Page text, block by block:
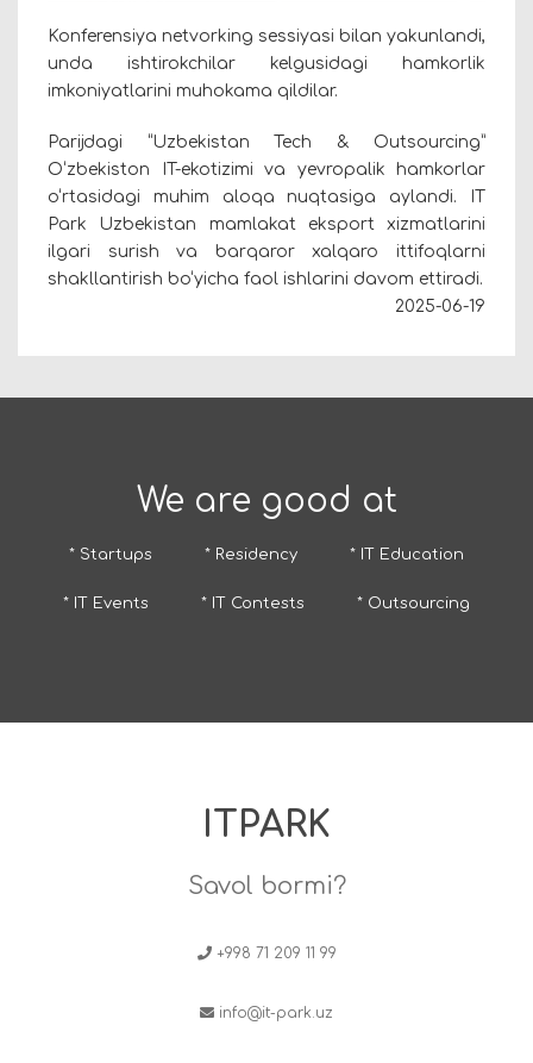
Konferensiya netvorking sessiyasi bilan yakunlandi,
unda ishtirokchilar kelgusidagi hamkorlik
imkoniyatlarini muhokama qildilar.
Parijdagi “Uzbekistan Tech & Outsourcing”
O‘zbekiston IT-ekotizimi va yevropalik hamkorlar
o‘rtasidagi muhim aloqa nuqtasiga aylandi. IT
Park Uzbekistan mamlakat eksport xizmatlarini
ilgari surish va barqaror xalqaro ittifoqlarni
shakllantirish bo‘yicha faol ishlarini davom ettiradi.
2025-06-19
We are good at
* Startups * Residency * IT Education
* IT Events * IT Contests * Outsourcing
ITPARK
Savol bormi?
+998 71 209 11 99
info@it-park.uz